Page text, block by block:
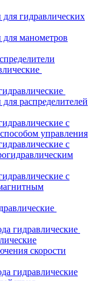
гидравлических
манометров
распределителей
с
управления
с
с
гидравлические
скорости
гидравлические